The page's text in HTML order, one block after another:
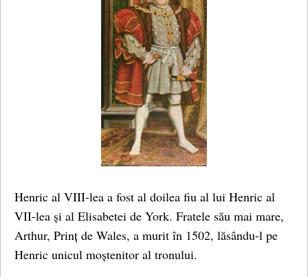
Henric al VIII-lea a fost al doilea fiu al lui Henric al
VII-lea și al Elisabetei de York. Fratele său mai mare,
Arthur, Prinț de Wales, a murit în 1502, lăsându-l pe
Henric unicul moștenitor al tronului.